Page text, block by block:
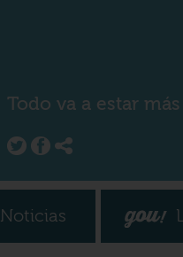
Todo va a estar
Noticias